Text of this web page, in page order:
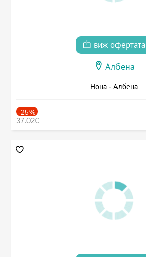
виж офертата
Албена
Нона - Албена
-25%
37.02€